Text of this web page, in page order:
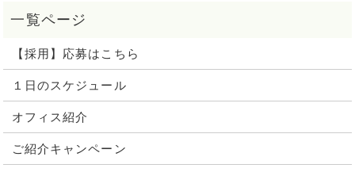
【採用】応募はこちら
１日のスケジュール
オフィス紹介
ご紹介キャンペーン